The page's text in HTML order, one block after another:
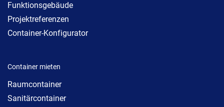
Funktionsgebäude
Projektreferenzen
Container-Konfigurator
Container mieten
Raumcontainer
Sanitärcontainer